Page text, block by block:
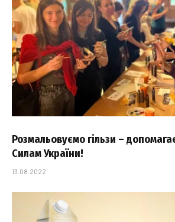
Розмальовуємо гільзи –
Силам України!
13.08.2022